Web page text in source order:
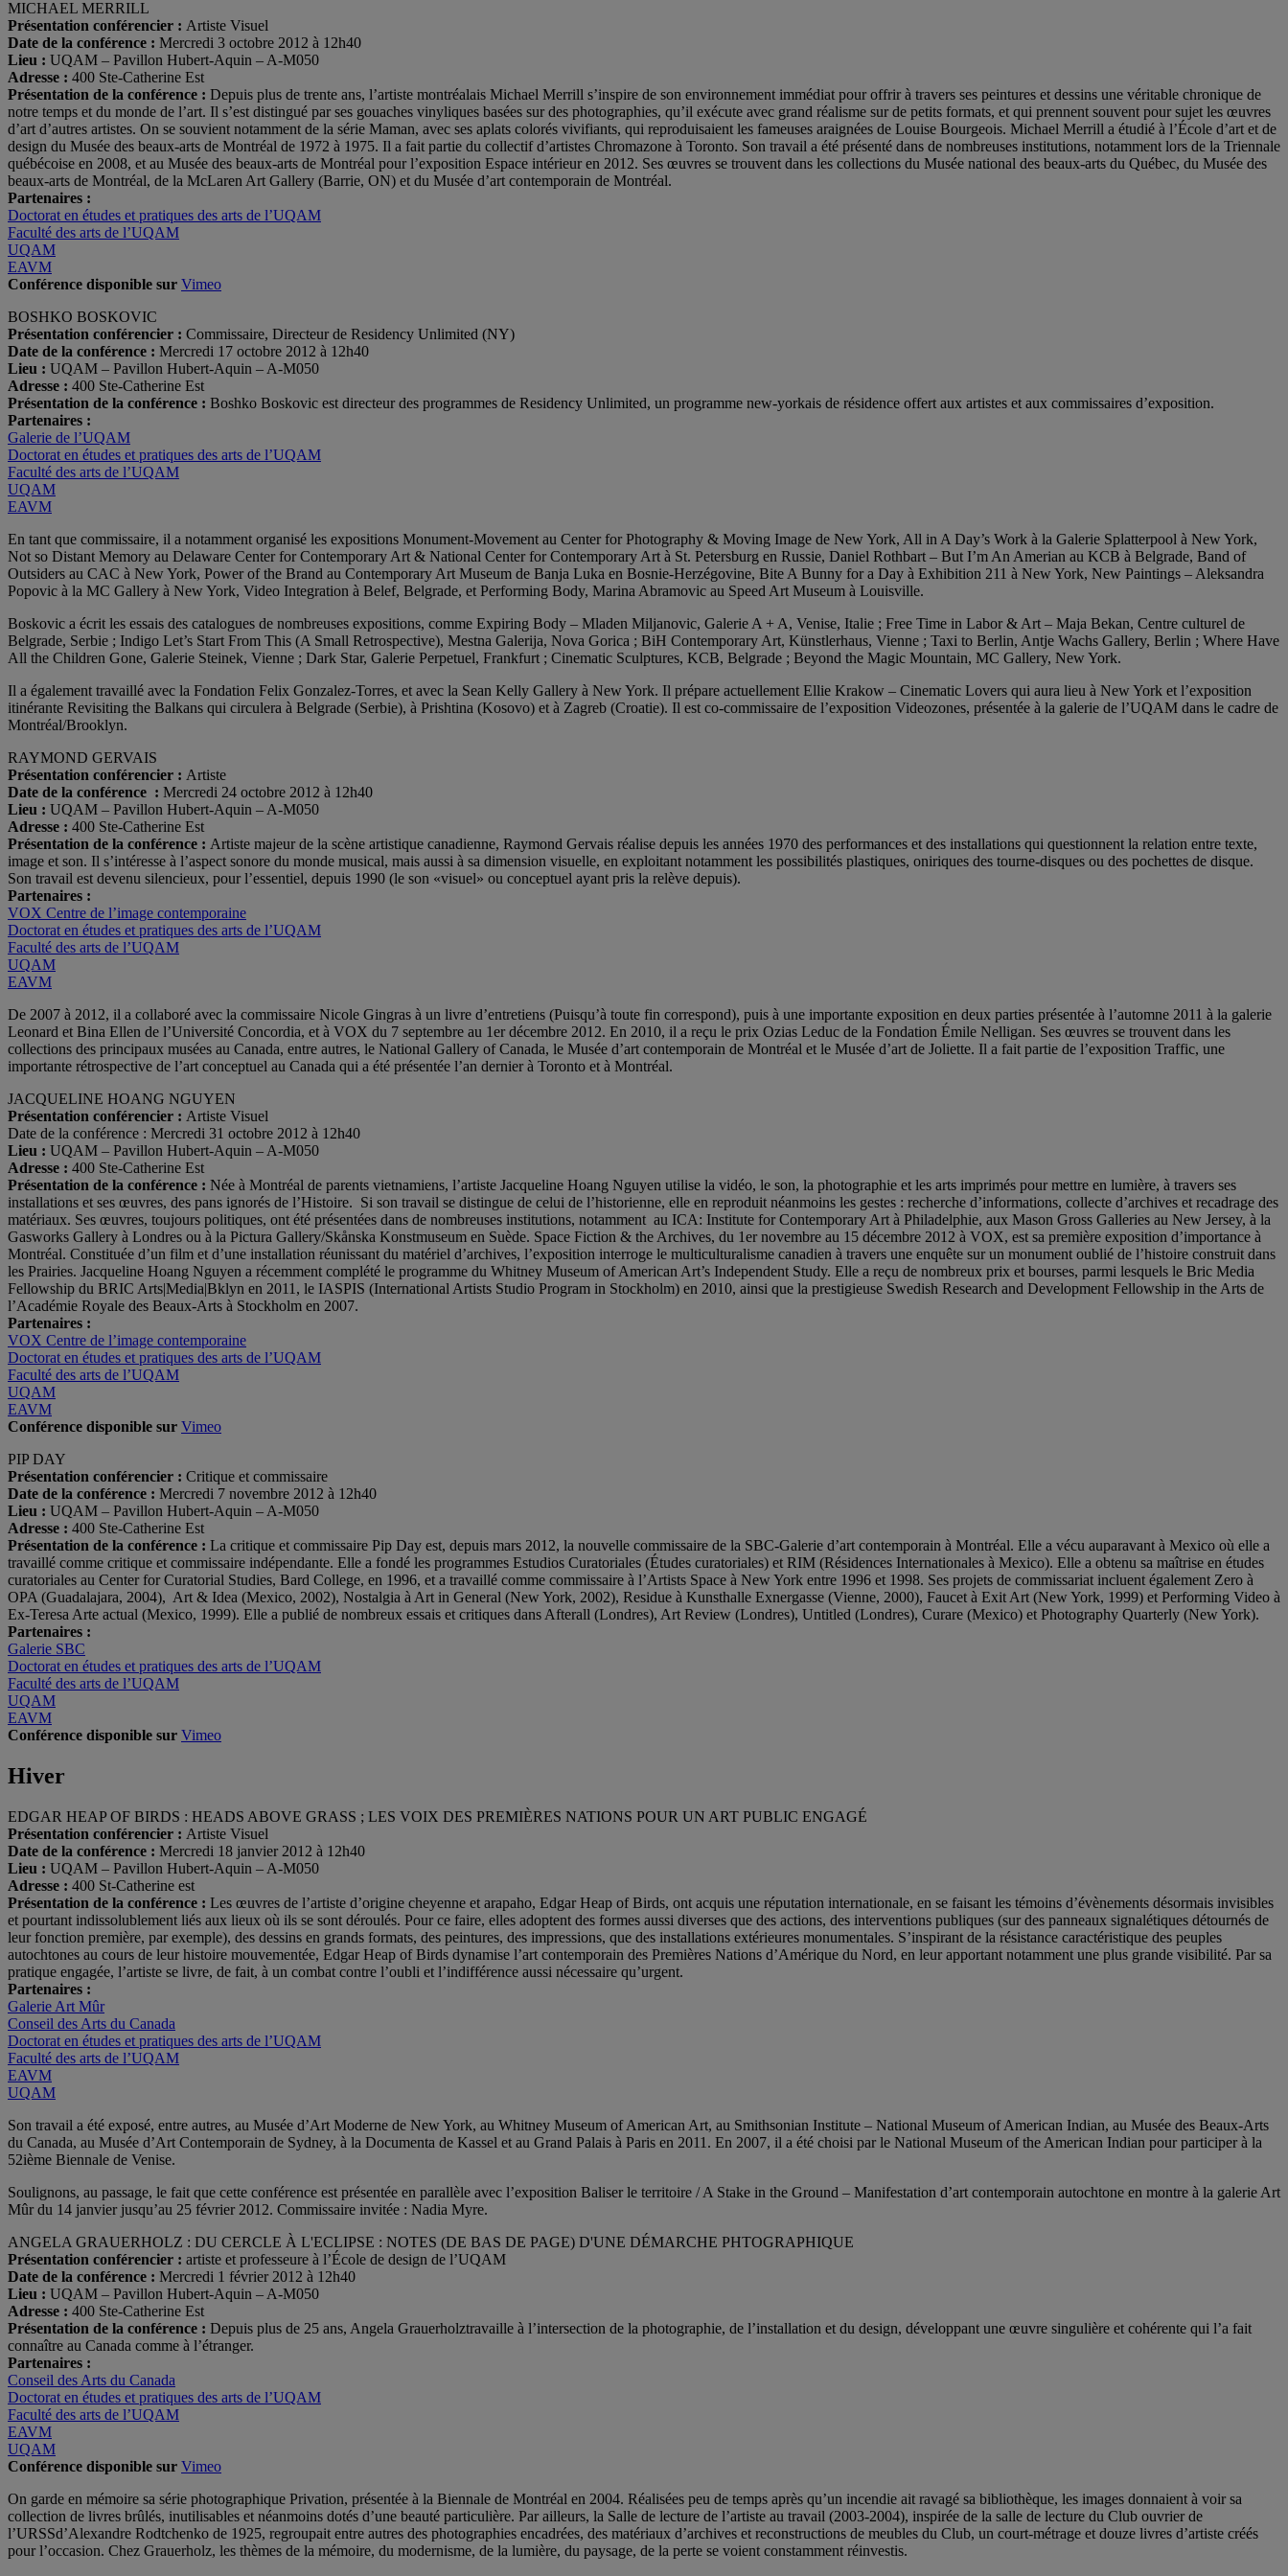
MICHAEL MERRILL
Présentation conférencier : Artiste Visuel
Date de la conférence : Mercredi 3 octobre 2012 à 12h40
Lieu : UQAM – Pavillon Hubert-Aquin – A-M050
Adresse : 400 Ste-Catherine Est
Présentation de la conférence : Depuis plus de trente ans, l’artiste montréalais Michael Merrill s’inspire de son environnement immédiat pour offrir à travers ses peintures et dessins une véritable chronique de
notre temps et du monde de l’art. Il s’est distingué par ses gouaches vinyliques basées sur des photographies, qu’il exécute avec grand réalisme sur de petits formats, et qui prennent souvent pour sujet les œuvres
d’art d’autres artistes. On se souvient notamment de la série Maman, avec ses aplats colorés vivifiants, qui reproduisaient les fameuses araignées de Louise Bourgeois. Michael Merrill a étudié à l’École d’art et de
design du Musée des beaux-arts de Montréal de 1972 à 1975. Il a fait partie du collectif d’artistes Chromazone à Toronto. Son travail a été présenté dans de nombreuses institutions, notamment lors de la Triennale
québécoise en 2008, et au Musée des beaux-arts de Montréal pour l’exposition Espace intérieur en 2012. Ses œuvres se trouvent dans les collections du Musée national des beaux-arts du Québec, du Musée des
beaux-arts de Montréal, de la McLaren Art Gallery (Barrie, ON) et du Musée d’art contemporain de Montréal.
Partenaires :
Doctorat en études et pratiques des arts de l’UQAM
Faculté des arts de l’UQAM
UQAM
EAVM
Conférence disponible sur Vimeo
BOSHKO BOSKOVIC
Présentation conférencier : Commissaire, Directeur de Residency Unlimited (NY)
Date de la conférence : Mercredi 17 octobre 2012 à 12h40
Lieu : UQAM – Pavillon Hubert-Aquin – A-M050
Adresse : 400 Ste-Catherine Est
Présentation de la conférence : Boshko Boskovic est directeur des programmes de Residency Unlimited, un programme new-yorkais de résidence offert aux artistes et aux commissaires d’exposition.
Partenaires :
Galerie de l’UQAM
Doctorat en études et pratiques des arts de l’UQAM
Faculté des arts de l’UQAM
UQAM
EAVM
En tant que commissaire, il a notamment organisé les expositions Monument-Movement au Center for Photography & Moving Image de New York, All in A Day’s Work à la Galerie Splatterpool à New York,
Not so Distant Memory au Delaware Center for Contemporary Art & National Center for Contemporary Art à St. Petersburg en Russie, Daniel Rothbart – But I’m An Amerian au KCB à Belgrade, Band of
Outsiders au CAC à New York, Power of the Brand au Contemporary Art Museum de Banja Luka en Bosnie-Herzégovine, Bite A Bunny for a Day à Exhibition 211 à New York, New Paintings – Aleksandra
Popovic à la MC Gallery à New York, Video Integration à Belef, Belgrade, et Performing Body, Marina Abramovic au Speed Art Museum à Louisville.
Boskovic a écrit les essais des catalogues de nombreuses expositions, comme Expiring Body – Mladen Miljanovic, Galerie A + A, Venise, Italie ; Free Time in Labor & Art – Maja Bekan, Centre culturel de
Belgrade, Serbie ; Indigo Let’s Start From This (A Small Retrospective), Mestna Galerija, Nova Gorica ; BiH Contemporary Art, Künstlerhaus, Vienne ; Taxi to Berlin, Antje Wachs Gallery, Berlin ; Where Have
All the Children Gone, Galerie Steinek, Vienne ; Dark Star, Galerie Perpetuel, Frankfurt ; Cinematic Sculptures, KCB, Belgrade ; Beyond the Magic Mountain, MC Gallery, New York.
Il a également travaillé avec la Fondation Felix Gonzalez-Torres, et avec la Sean Kelly Gallery à New York. Il prépare actuellement Ellie Krakow – Cinematic Lovers qui aura lieu à New York et l’exposition
itinérante Revisiting the Balkans qui circulera à Belgrade (Serbie), à Prishtina (Kosovo) et à Zagreb (Croatie). Il est co-commissaire de l’exposition Videozones, présentée à la galerie de l’UQAM dans le cadre de
Montréal/Brooklyn.
RAYMOND GERVAIS
Présentation conférencier : Artiste
Date de la conférence : Mercredi 24 octobre 2012 à 12h40
Lieu : UQAM – Pavillon Hubert-Aquin – A-M050
Adresse : 400 Ste-Catherine Est
Présentation de la conférence : Artiste majeur de la scène artistique canadienne, Raymond Gervais réalise depuis les années 1970 des performances et des installations qui questionnent la relation entre texte,
image et son. Il s’intéresse à l’aspect sonore du monde musical, mais aussi à sa dimension visuelle, en exploitant notamment les possibilités plastiques, oniriques des tourne-disques ou des pochettes de disque.
Son travail est devenu silencieux, pour l’essentiel, depuis 1990 (le son «visuel» ou conceptuel ayant pris la relève depuis).
Partenaires :
VOX Centre de l’image contemporaine
Doctorat en études et pratiques des arts de l’UQAM
Faculté des arts de l’UQAM
UQAM
EAVM
De 2007 à 2012, il a collaboré avec la commissaire Nicole Gingras à un livre d’entretiens (Puisqu’à toute fin correspond), puis à une importante exposition en deux parties présentée à l’automne 2011 à la galerie
Leonard et Bina Ellen de l’Université Concordia, et à VOX du 7 septembre au 1er décembre 2012. En 2010, il a reçu le prix Ozias Leduc de la Fondation Émile Nelligan. Ses œuvres se trouvent dans les
collections des principaux musées au Canada, entre autres, le National Gallery of Canada, le Musée d’art contemporain de Montréal et le Musée d’art de Joliette. Il a fait partie de l’exposition Traffic, une
importante rétrospective de l’art conceptuel au Canada qui a été présentée l’an dernier à Toronto et à Montréal.
JACQUELINE HOANG NGUYEN
Présentation conférencier : Artiste Visuel
Date de la conférence : Mercredi 31 octobre 2012 à 12h40
Lieu : UQAM – Pavillon Hubert-Aquin – A-M050
Adresse : 400 Ste-Catherine Est
Présentation de la conférence : Née à Montréal de parents vietnamiens, l’artiste Jacqueline Hoang Nguyen utilise la vidéo, le son, la photographie et les arts imprimés pour mettre en lumière, à travers ses
installations et ses œuvres, des pans ignorés de l’Histoire. Si son travail se distingue de celui de l’historienne, elle en reproduit néanmoins les gestes : recherche d’informations, collecte d’archives et recadrage des
matériaux. Ses œuvres, toujours politiques, ont été présentées dans de nombreuses institutions, notamment au ICA: Institute for Contemporary Art à Philadelphie, aux Mason Gross Galleries au New Jersey, à la
Gasworks Gallery à Londres ou à la Pictura Gallery/Skånska Konstmuseum en Suède. Space Fiction & the Archives, du 1er novembre au 15 décembre 2012 à VOX, est sa première exposition d’importance à
Montréal. Constituée d’un film et d’une installation réunissant du matériel d’archives, l’exposition interroge le multiculturalisme canadien à travers une enquête sur un monument oublié de l’histoire construit dans
les Prairies. Jacqueline Hoang Nguyen a récemment complété le programme du Whitney Museum of American Art’s Independent Study. Elle a reçu de nombreux prix et bourses, parmi lesquels le Bric Media
Fellowship du BRIC Arts|Media|Bklyn en 2011, le IASPIS (International Artists Studio Program in Stockholm) en 2010, ainsi que la prestigieuse Swedish Research and Development Fellowship in the Arts de
l’Académie Royale des Beaux-Arts à Stockholm en 2007.
Partenaires :
VOX Centre de l’image contemporaine
Doctorat en études et pratiques des arts de l’UQAM
Faculté des arts de l’UQAM
UQAM
EAVM
Conférence disponible sur Vimeo
PIP DAY
Présentation conférencier : Critique et commissaire
Date de la conférence : Mercredi 7 novembre 2012 à 12h40
Lieu : UQAM – Pavillon Hubert-Aquin – A-M050
Adresse : 400 Ste-Catherine Est
Présentation de la conférence : La critique et commissaire Pip Day est, depuis mars 2012, la nouvelle commissaire de la SBC-Galerie d’art contemporain à Montréal. Elle a vécu auparavant à Mexico où elle a
travaillé comme critique et commissaire indépendante. Elle a fondé les programmes Estudios Curatoriales (Études curatoriales) et RIM (Résidences Internationales à Mexico). Elle a obtenu sa maîtrise en études
curatoriales au Center for Curatorial Studies, Bard College, en 1996, et a travaillé comme commissaire à l’Artists Space à New York entre 1996 et 1998. Ses projets de commissariat incluent également Zero à
OPA (Guadalajara, 2004), Art & Idea (Mexico, 2002), Nostalgia à Art in General (New York, 2002), Residue à Kunsthalle Exnergasse (Vienne, 2000), Faucet à Exit Art (New York, 1999) et Performing Video à
Ex-Teresa Arte actual (Mexico, 1999). Elle a publié de nombreux essais et critiques dans Afterall (Londres), Art Review (Londres), Untitled (Londres), Curare (Mexico) et Photography Quarterly (New York).
Partenaires :
Galerie SBC
Doctorat en études et pratiques des arts de l’UQAM
Faculté des arts de l’UQAM
UQAM
EAVM
Conférence disponible sur Vimeo
Hiver
EDGAR HEAP OF BIRDS : HEADS ABOVE GRASS ; LES VOIX DES PREMIÈRES NATIONS POUR UN ART PUBLIC ENGAGÉ
Présentation conférencier : Artiste Visuel
Date de la conférence : Mercredi 18 janvier 2012 à 12h40
Lieu : UQAM – Pavillon Hubert-Aquin – A-M050
Adresse : 400 St-Catherine est
Présentation de la conférence : Les œuvres de l’artiste d’origine cheyenne et arapaho, Edgar Heap of Birds, ont acquis une réputation internationale, en se faisant les témoins d’évènements désormais invisibles
et pourtant indissolublement liés aux lieux où ils se sont déroulés. Pour ce faire, elles adoptent des formes aussi diverses que des actions, des interventions publiques (sur des panneaux signalétiques détournés de
leur fonction première, par exemple), des dessins en grands formats, des peintures, des impressions, que des installations extérieures monumentales. S’inspirant de la résistance caractéristique des peuples
autochtones au cours de leur histoire mouvementée, Edgar Heap of Birds dynamise l’art contemporain des Premières Nations d’Amérique du Nord, en leur apportant notamment une plus grande visibilité. Par sa
pratique engagée, l’artiste se livre, de fait, à un combat contre l’oubli et l’indifférence aussi nécessaire qu’urgent.
Partenaires :
Galerie Art Mûr
Conseil des Arts du Canada
Doctorat en études et pratiques des arts de l’UQAM
Faculté des arts de l’UQAM
EAVM
UQAM
Son travail a été exposé, entre autres, au Musée d’Art Moderne de New York, au Whitney Museum of American Art, au Smithsonian Institute – National Museum of American Indian, au Musée des Beaux-Arts
du Canada, au Musée d’Art Contemporain de Sydney, à la Documenta de Kassel et au Grand Palais à Paris en 2011. En 2007, il a été choisi par le National Museum of the American Indian pour participer à la
52ième Biennale de Venise.
Soulignons, au passage, le fait que cette conférence est présentée en parallèle avec l’exposition Baliser le territoire / A Stake in the Ground – Manifestation d’art contemporain autochtone en montre à la galerie Art
Mûr du 14 janvier jusqu’au 25 février 2012. Commissaire invitée : Nadia Myre.
ANGELA GRAUERHOLZ : DU CERCLE À L'ECLIPSE : NOTES (DE BAS DE PAGE) D'UNE DÉMARCHE PHTOGRAPHIQUE
Présentation conférencier : artiste et professeure à l’École de design de l’UQAM
Date de la conférence : Mercredi 1 février 2012 à 12h40
Lieu : UQAM – Pavillon Hubert-Aquin – A-M050
Adresse : 400 Ste-Catherine Est
Présentation de la conférence : Depuis plus de 25 ans, Angela Grauerholztravaille à l’intersection de la photographie, de l’installation et du design, développant une œuvre singulière et cohérente qui l’a fait
connaître au Canada comme à l’étranger.
Partenaires :
Conseil des Arts du Canada
Doctorat en études et pratiques des arts de l’UQAM
Faculté des arts de l’UQAM
EAVM
UQAM
Conférence disponible sur Vimeo
On garde en mémoire sa série photographique Privation, présentée à la Biennale de Montréal en 2004. Réalisées peu de temps après qu’un incendie ait ravagé sa bibliothèque, les images donnaient à voir sa
collection de livres brûlés, inutilisables et néanmoins dotés d’une beauté particulière. Par ailleurs, la Salle de lecture de l’artiste au travail (2003-2004), inspirée de la salle de lecture du Club ouvrier de
l’URSSd’Alexandre Rodtchenko de 1925, regroupait entre autres des photographies encadrées, des matériaux d’archives et reconstructions de meubles du Club, un court-métrage et douze livres d’artiste créés
pour l’occasion. Chez Grauerholz, les thèmes de la mémoire, du modernisme, de la lumière, du paysage, de la perte se voient constamment réinvestis.